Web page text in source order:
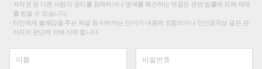
저작권 등 다른 사람의 권리를 침해하거나 명예를 훼손하는 댓글은 관련 법률에 의해 제재
를 받을 수 있습니다.
타인에게 불쾌감을 주는 욕설 등 비하하는 단어가 내용에 포함되거나 인신공격성 글은 관
리자의 판단에 의해 삭제 합니다.